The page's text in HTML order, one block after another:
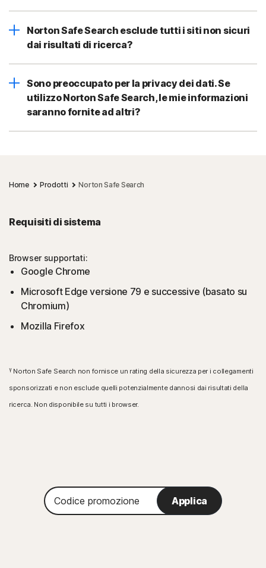
Norton Safe Search esclude tutti i siti non sicuri
dai risultati di ricerca?
Sono preoccupato per la privacy dei dati. Se
utilizzo Norton Safe Search, le mie informazioni
saranno fornite ad altri?
Home Prodotti Norton Safe Search
Requisiti di sistema
Browser supportati:
Google Chrome
Microsoft Edge versione 79 e successive (basato su
Chromium)
Mozilla Firefox
γNorton Safe Search non fornisce un rating della sicurezza per i collegamenti
sponsorizzati e non esclude quelli potenzialmente dannosi dai risultati della
ricerca. Non disponibile su tutti i browser.
Codice
promozione
Applica